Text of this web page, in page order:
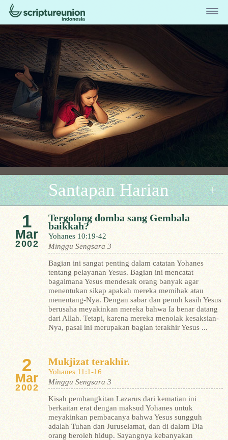
Santapan Harian
1
Mar
2002
Tergolong domba sang Gembala
baikkah?
Yohanes 10:19-42
Minggu Sengsara 3
Bagian ini sangat penting dalam catatan Yohanes
tentang pelayanan Yesus. Bagian ini mencatat
bagaimana Yesus mendesak orang banyak agar
menentukan sikap apakah mereka memihak atau
menentang-Nya. Dengan sabar dan penuh kasih Yesus
berusaha meyakinkan mereka bahwa Ia benar datang
dari Allah. Tetapi, karena mereka menolak kesaksian-
Nya, pasal ini merupakan bagian terakhir Yesus ...
2
Mar
2002
Mukjizat terakhir.
Yohanes 11:1-16
Minggu Sengsara 3
Kisah pembangkitan Lazarus dari kematian ini
berkaitan erat dengan maksud Yohanes untuk
meyakinkan pembacanya bahwa Yesus sungguh
adalah Tuhan dan Juruselamat, dan di dalam Dia
orang beroleh hidup. Sayangnya kebanyakan